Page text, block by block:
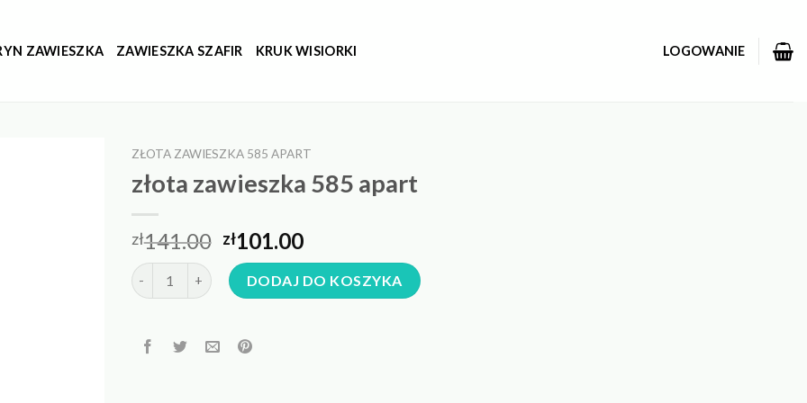
ZAWIESZKA ZAWIESZKA SZAFIR KRUK WISIORKI LOGOWANIE
ZŁOTA ZAWIESZKA 585 APART
złota zawieszka 585 apart
zł141.00 zł101.00
ilość złota zawieszka 585 apartDODAJ DO KOSZYKA